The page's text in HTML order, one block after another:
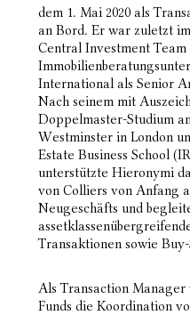
dem 1. Mai 2020 als
an Bord. Er war zuletzt
Central Investment Team
International als Senior
Nach seinem mit
Doppelmaster-Studium
Westminster in London
Estate Business School
unterstützte Hieronymi
von Colliers von Anfang
Neugeschäfts und
Transaktionen sowie
Als Transaction
Funds die Koordination